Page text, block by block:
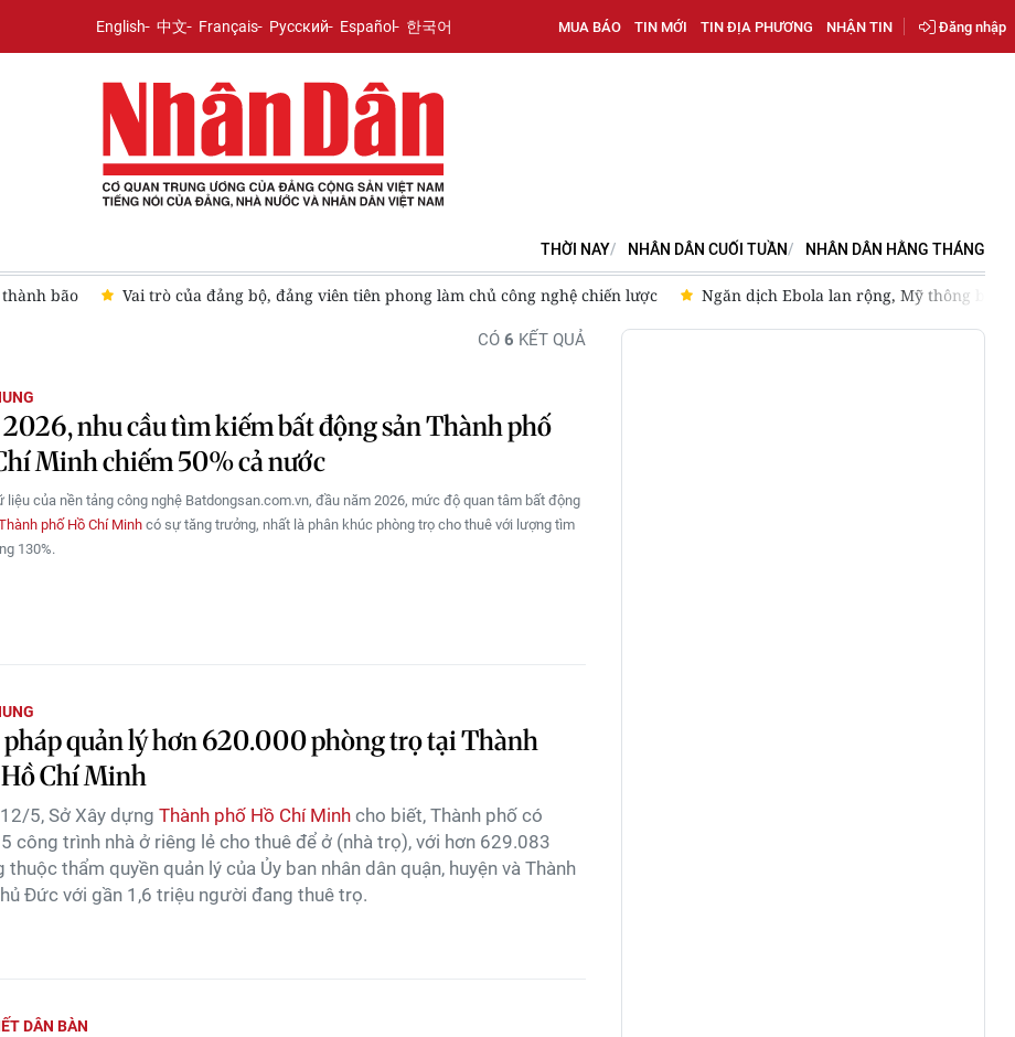
English 中文 Français Русский Español 한국어 MUA BÁO TIN MỚI TIN ĐỊA PHƯƠNG NHẬN TIN Đăng nhập
THỜI NAY NHÂN DÂN CUỐI TUẦN NHÂN DÂN HẰNG THÁNG
bão Vai trò của đảng bộ, đảng viên tiên phong làm chủ công nghệ chiến lược Ngăn dịch Ebola lan rộng, Mỹ thông báo
CÓ 6 KẾT QUẢ
nhu cầu tìm kiếm bất động sản Thành phố
Minh chiếm 50% cả nước
liệu của nền tảng công nghệ Batdongsan.com.vn, đầu năm 2026, mức độ quan tâm bất động
phố Hồ Chí Minh có sự tăng trưởng, nhất là phân khúc phòng trọ cho thuê với lượng tìm
130%.
quản lý hơn 620.000 phòng trọ tại Thành
Chí Minh
5, Sở Xây dựng Thành phố Hồ Chí Minh cho biết, Thành phố có
công trình nhà ở riêng lẻ cho thuê để ở (nhà trọ), với hơn 629.083
thuộc thẩm quyền quản lý của Ủy ban nhân dân quận, huyện và Thành
Đức với gần 1,6 triệu người đang thuê trọ.
DÂN BÀN